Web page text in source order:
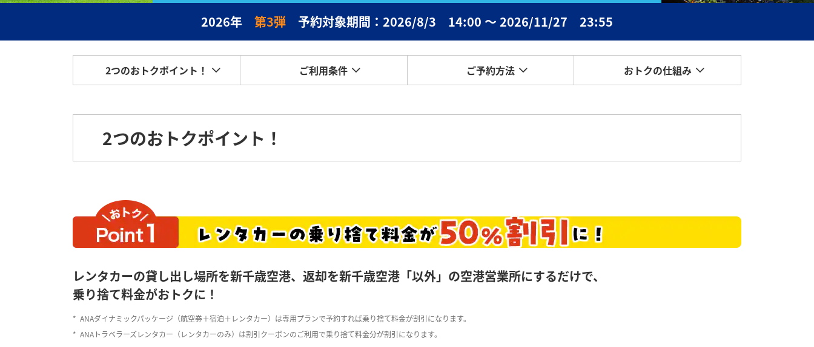
2026年 第3弾 予約対象期間：2026/8/3 14:00 ～ 2026/11/27 23:55
2つのおトクポイント！ ご利用条件 ご予約方法 おトクの仕組み
2つのおトクポイント！
レンタカーの貸し出し場所を新千歳空港、返却を新千歳空港「以外」の空港営業所にするだけで、
乗り捨て料金がおトクに！
* ANAダイナミックパッケージ（航空券＋宿泊＋レンタカー）は専用プランで予約すれば乗り捨て料金が割引になります。
* ANAトラベラーズレンタカー（レンタカーのみ）は割引クーポンのご利用で乗り捨て料金分が割引になります。